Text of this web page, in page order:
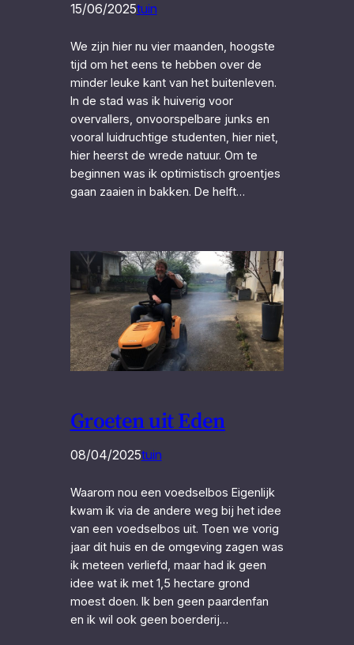
15/06/2025tuin
We zijn hier nu vier maanden, hoogste
tijd om het eens te hebben over de
minder leuke kant van het buitenleven.
In de stad was ik huiverig voor
overvallers, onvoorspelbare junks en
vooral luidruchtige studenten, hier niet,
hier heerst de wrede natuur. Om te
beginnen was ik optimistisch groentjes
gaan zaaien in bakken. De helft…
Groeten uit Eden
08/04/2025tuin
Waarom nou een voedselbos Eigenlijk
kwam ik via de andere weg bij het idee
van een voedselbos uit. Toen we vorig
jaar dit huis en de omgeving zagen was
ik meteen verliefd, maar had ik geen
idee wat ik met 1,5 hectare grond
moest doen. Ik ben geen paardenfan
en ik wil ook geen boerderij…